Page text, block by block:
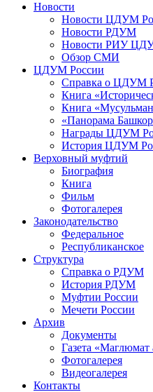
Новости
Новости ЦДУМ
Новости РДУМ
Новости РИУ
Обзор СМИ
ЦДУМ России
Справка о ЦДУМ
Книга
Книга
«Панорама
Награды ЦДУМ
История ЦДУМ
Верховный муфтий
Биография
Книга
Фильм
Фотогалерея
Законодательство
Федеральное
Республиканское
Структура
Справка о РДУМ
История РДУМ
Муфтии России
Мечети России
Архив
Документы
Газета «Маглюмат
Фотогалерея
Видеогалерея
Контакты